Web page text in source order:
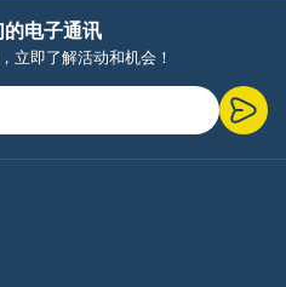
的电子通讯
立即了解活动和机会！